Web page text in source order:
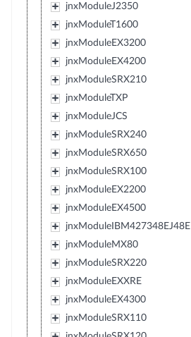
jnxModuleJ2350
jnxModuleT1600
jnxModuleEX3200
jnxModuleEX4200
jnxModuleSRX210
jnxModuleTXP
jnxModuleJCS
jnxModuleSRX240
jnxModuleSRX650
jnxModuleSRX100
jnxModuleEX2200
jnxModuleEX4500
jnxModuleIBM427348EJ48E
jnxModuleMX80
jnxModuleSRX220
jnxModuleEXXRE
jnxModuleEX4300
jnxModuleSRX110